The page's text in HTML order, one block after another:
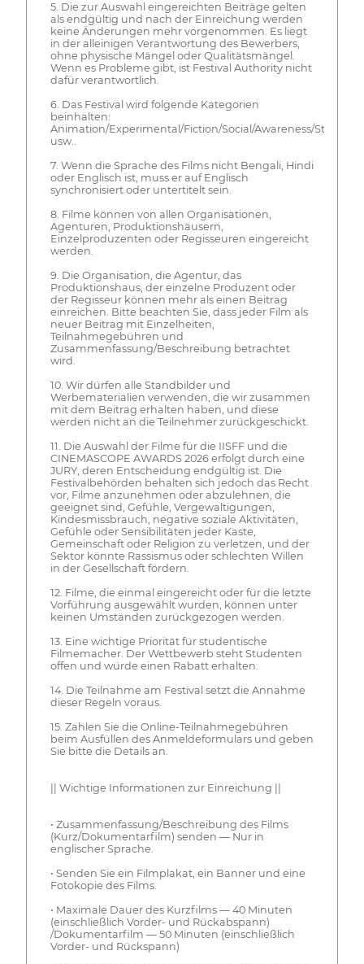
5. Die zur Auswahl eingereichten Beiträge gelten
als endgültig und nach der Einreichung werden
keine Änderungen mehr vorgenommen. Es liegt
in der alleinigen Verantwortung des Bewerbers,
ohne physische Mängel oder Qualitätsmängel.
Wenn es Probleme gibt, ist Festival Authority nicht
dafür verantwortlich.
6. Das Festival wird folgende Kategorien
beinhalten:
Animation/Experimental/Fiction/Social/Awareness/Studen
usw..
7. Wenn die Sprache des Films nicht Bengali, Hindi
oder Englisch ist, muss er auf Englisch
synchronisiert oder untertitelt sein.
8. Filme können von allen Organisationen,
Agenturen, Produktionshäusern,
Einzelproduzenten oder Regisseuren eingereicht
werden.
9. Die Organisation, die Agentur, das
Produktionshaus, der einzelne Produzent oder
der Regisseur können mehr als einen Beitrag
einreichen. Bitte beachten Sie, dass jeder Film als
neuer Beitrag mit Einzelheiten,
Teilnahmegebühren und
Zusammenfassung/Beschreibung betrachtet
wird.
10. Wir dürfen alle Standbilder und
Werbematerialien verwenden, die wir zusammen
mit dem Beitrag erhalten haben, und diese
werden nicht an die Teilnehmer zurückgeschickt.
11. Die Auswahl der Filme für die IISFF und die
CINEMASCOPE AWARDS 2026 erfolgt durch eine
JURY, deren Entscheidung endgültig ist. Die
Festivalbehörden behalten sich jedoch das Recht
vor, Filme anzunehmen oder abzulehnen, die
geeignet sind, Gefühle, Vergewaltigungen,
Kindesmissbrauch, negative soziale Aktivitäten,
Gefühle oder Sensibilitäten jeder Kaste,
Gemeinschaft oder Religion zu verletzen, und der
Sektor könnte Rassismus oder schlechten Willen
in der Gesellschaft fördern.
12. Filme, die einmal eingereicht oder für die letzte
Vorführung ausgewählt wurden, können unter
keinen Umständen zurückgezogen werden.
13. Eine wichtige Priorität für studentische
Filmemacher. Der Wettbewerb steht Studenten
offen und würde einen Rabatt erhalten.
14. Die Teilnahme am Festival setzt die Annahme
dieser Regeln voraus.
15. Zahlen Sie die Online-Teilnahmegebühren
beim Ausfüllen des Anmeldeformulars und geben
Sie bitte die Details an.
|| Wichtige Informationen zur Einreichung ||
• Zusammenfassung/Beschreibung des Films
(Kurz/Dokumentarfilm) senden — Nur in
englischer Sprache.
• Senden Sie ein Filmplakat, ein Banner und eine
Fotokopie des Films.
• Maximale Dauer des Kurzfilms — 40 Minuten
(einschließlich Vorder- und Rückabspann)
/Dokumentarfilm — 50 Minuten (einschließlich
Vorder- und Rückspann)